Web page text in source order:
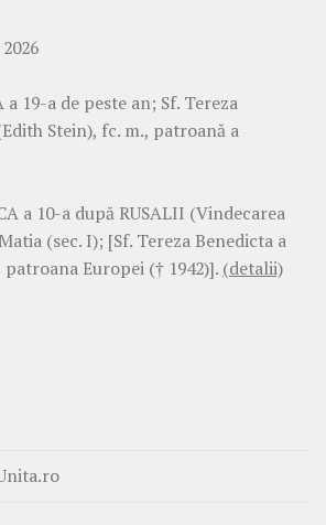
a 19-a de peste an; Sf. Tereza
Stein), fc. m., patroană a
a 10-a după RUSALII (Vindecarea
(sec. I); [Sf. Tereza Benedicta a
Europei († 1942)]. (detalii)